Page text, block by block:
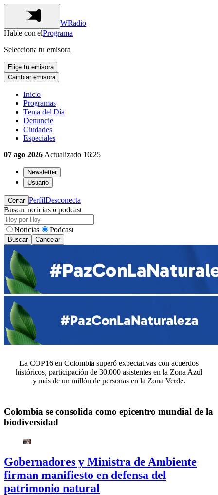
WRadio
Hable con elPrograma
Selecciona tu emisora
Elige tu emisora
Cambiar emisora
Inicio
Programas
Tema del Día
Denuncie
Ciudades
Especiales
07 ago 2026 Actualizado 16:25
Newsletter
Usuario
Cerrar PerfilDesconecta
Buscar noticias o podcast
Noticias Podcast
Buscar Cancelar
La COP16 en Colombia superó expectativas con acuerdos
históricos, participación de 30.000 asistentes en la Zona Azul
y más de un millón de personas en la Zona Verde.
Colombia se consolida como epicentro mundial de la
biodiversidad
Gobernadores y Ministra de Ambiente
firman manifiesto en defensa del
patrimonio natural